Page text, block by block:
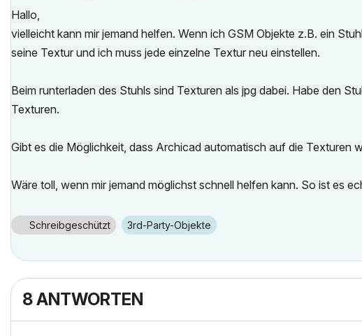
Hallo,
vielleicht kann mir jemand helfen. Wenn ich GSM Objekte z.B. ein
seine Textur und ich muss jede einzelne Textur neu einstellen.
Beim runterladen des Stuhls sind Texturen als jpg dabei. Habe den
Texturen.
Gibt es die Möglichkeit, dass Archicad automatisch auf die Texturen
Wäre toll, wenn mir jemand möglichst schnell helfen kann. So ist es
Schreibgeschützt 3rd-Party-Objekte
8 ANTWORTEN